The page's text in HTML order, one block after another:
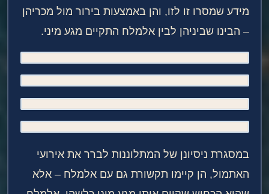
מידע שמסרו זו לזו, והן באמצעות בירור מול מכריהן
– הבינו שביניהן לבין אלמלח התקיים מגע מיני.
במסגרת ניסיונן של המתלוננות לברר את אירועי
האתמול, הן קיימו תקשורת גם עם אלמלח – אלא